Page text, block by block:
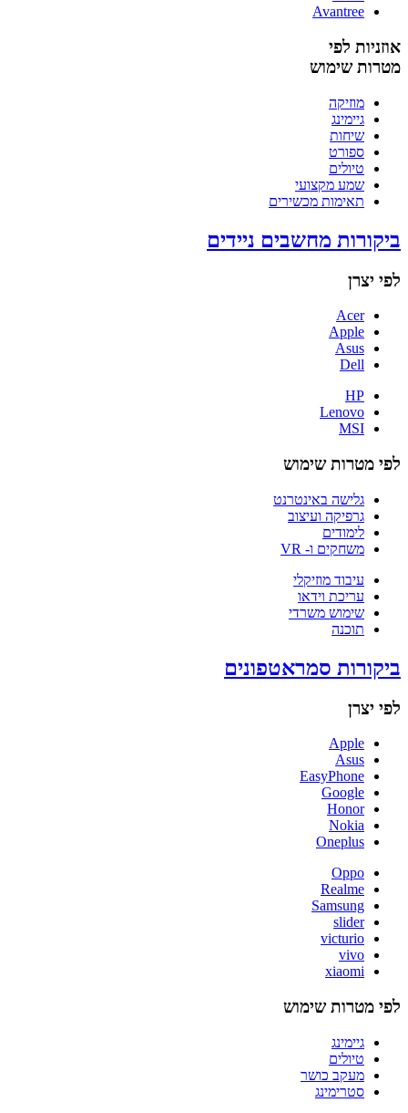
Avantree
אוזניות לפי
מטרות שימוש
מוזיקה
גיימינג
שיחות
ספורט
טיולים
שמע מקצועי
תאימות מכשירים
ביקורות מחשבים ניידים
לפי יצרן
Acer
Apple
Asus
Dell
HP
Lenovo
MSI
לפי מטרות שימוש
גלישה באינטרנט
גרפיקה ועיצוב
לימודים
משחקים ו- VR
עיבוד מוזיקלי
עריכת וידאו
שימוש משרדי
תוכנה
ביקורות סמראטפונים
לפי יצרן
Apple
Asus
EasyPhone
Google
Honor
Nokia
Oneplus
Oppo
Realme
Samsung
slider
victurio
vivo
xiaomi
לפי מטרות שימוש
גיימינג
טיולים
מעקב כושר
סטרימינג